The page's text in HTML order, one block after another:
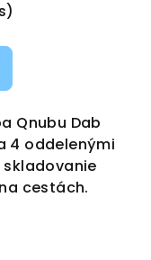
Qnubu Dab
4 oddelenými
skladovanie
cestách.